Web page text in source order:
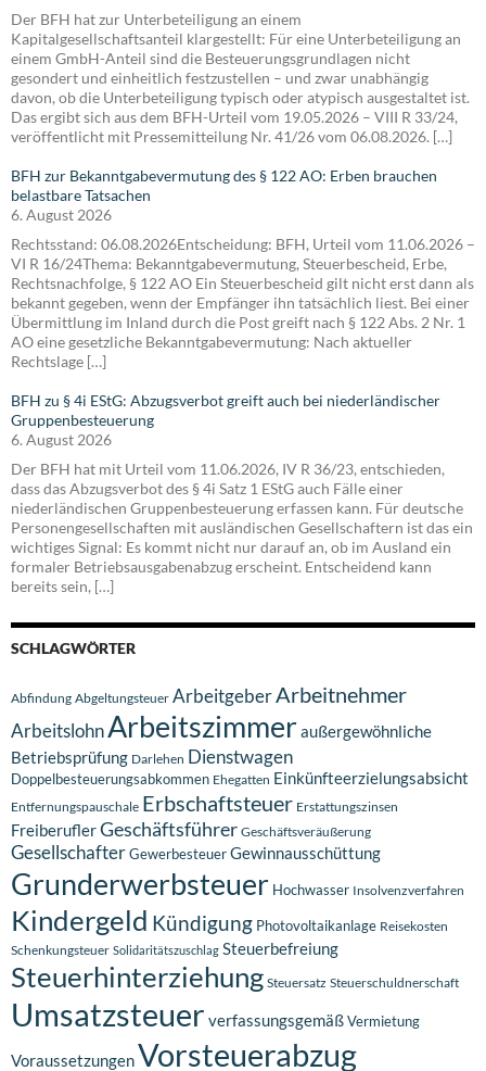
Der BFH hat zur Unterbeteiligung an einem
Kapitalgesellschaftsanteil klargestellt: Für eine Unterbeteiligung an
einem GmbH-Anteil sind die Besteuerungsgrundlagen nicht
gesondert und einheitlich festzustellen – und zwar unabhängig
davon, ob die Unterbeteiligung typisch oder atypisch ausgestaltet ist.
Das ergibt sich aus dem BFH-Urteil vom 19.05.2026 – VIII R 33/24,
veröffentlicht mit Pressemitteilung Nr. 41/26 vom 06.08.2026. […]
BFH zur Bekanntgabevermutung des § 122 AO: Erben brauchen
belastbare Tatsachen
6. August 2026
Rechtsstand: 06.08.2026Entscheidung: BFH, Urteil vom 11.06.2026 –
VI R 16/24Thema: Bekanntgabevermutung, Steuerbescheid, Erbe,
Rechtsnachfolge, § 122 AO Ein Steuerbescheid gilt nicht erst dann als
bekannt gegeben, wenn der Empfänger ihn tatsächlich liest. Bei einer
Übermittlung im Inland durch die Post greift nach § 122 Abs. 2 Nr. 1
AO eine gesetzliche Bekanntgabevermutung: Nach aktueller
Rechtslage […]
BFH zu § 4i EStG: Abzugsverbot greift auch bei niederländischer
Gruppenbesteuerung
6. August 2026
Der BFH hat mit Urteil vom 11.06.2026, IV R 36/23, entschieden,
dass das Abzugsverbot des § 4i Satz 1 EStG auch Fälle einer
niederländischen Gruppenbesteuerung erfassen kann. Für deutsche
Personengesellschaften mit ausländischen Gesellschaftern ist das ein
wichtiges Signal: Es kommt nicht nur darauf an, ob im Ausland ein
formaler Betriebsausgabenabzug erscheint. Entscheidend kann
bereits sein, […]
SCHLAGWÖRTER
Abfindung Abgeltungsteuer ArbeitgeberArbeitnehmer
ArbeitslohnArbeitszimmeraußergewöhnliche
Betriebsprüfung Darlehen Dienstwagen
Doppelbesteuerungsabkommen Ehegatten Einkünfteerzielungsabsicht
Entfernungspauschale Erbschaftsteuer Erstattungszinsen
FreiberuflerGeschäftsführer Geschäftsveräußerung
GesellschafterGewerbesteuerGewinnausschüttung
Grunderwerbsteuer Hochwasser Insolvenzverfahren
Kindergeld Kündigung Photovoltaikanlage Reisekosten
Schenkungsteuer Solidaritätszuschlag Steuerbefreiung
Steuerhinterziehung Steuersatz Steuerschuldnerschaft
Umsatzsteuer verfassungsgemäßVermietung
VoraussetzungenVorsteuerabzug